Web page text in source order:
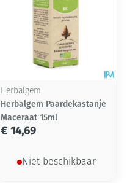
Herbalgem
Herbalgem Paardekastanje
Maceraat 15ml
€ 14,69
Niet beschikbaar